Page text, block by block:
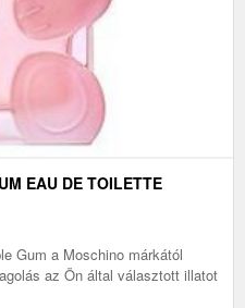
EAU DE TOILETTE
Gum a Moschino márkától
az Ön által választott illatot